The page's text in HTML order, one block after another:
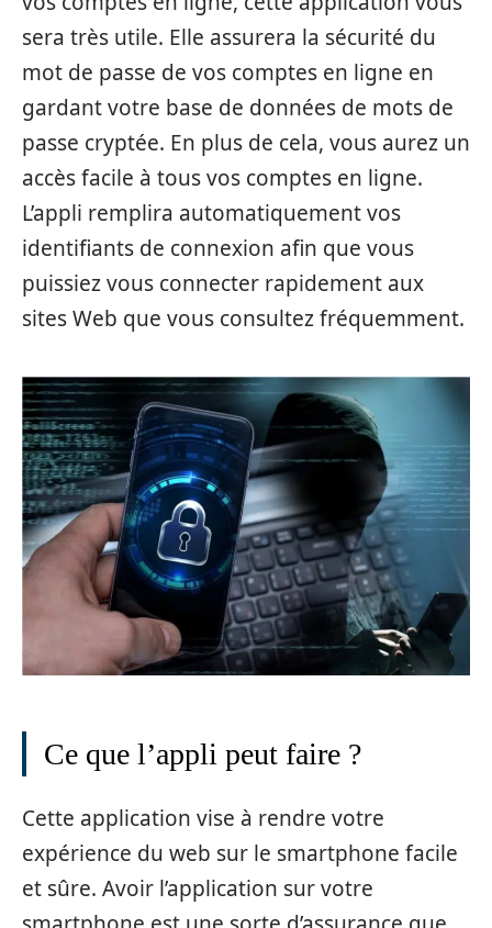
sera très utile. Elle assurera la sécurité du
mot de passe de vos comptes en ligne en
gardant votre base de données de mots de
passe cryptée. En plus de cela, vous aurez un
accès facile à tous vos comptes en ligne.
L’appli remplira automatiquement vos
identifiants de connexion afin que vous
puissiez vous connecter rapidement aux
sites Web que vous consultez fréquemment.
Ce que l’appli peut faire ?
Cette application vise à rendre votre
expérience du web sur le smartphone facile
et sûre. Avoir l’application sur votre